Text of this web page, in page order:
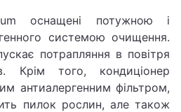
оснащені потужною і
системою очищення.
потрапляння в повітря
Крім того, кондиціонер
антиалергенним фільтром,
пилок рослин, але також